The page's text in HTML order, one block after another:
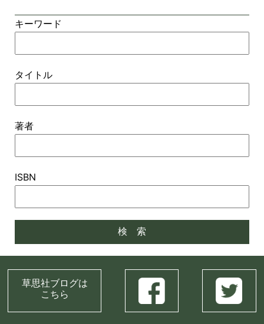
キーワード
タイトル
著者
ISBN
草思社ブログは
こちら